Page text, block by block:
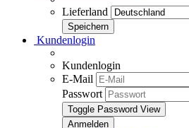
Lieferland
Kundenlogin
Kundenlogin
E-Mail
Passwort
Toggle Password View